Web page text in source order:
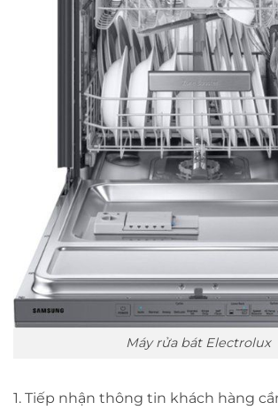
Máy rửa bát Electrolux
1. Tiếp nhận thông tin khách hàng